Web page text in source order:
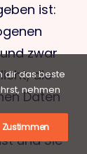
ist:
zwar
die
Daten
und Sie
dir das beste
nehmen
Zustimmen